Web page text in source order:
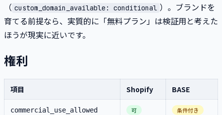
（ custom_domain_available: conditional ）。ブランドを
育てる前提なら、実質的に「無料プラン」は検証用と考えた
ほうが現実に近いです。
権利
項目 Shopify BASE
commercial_use_allowed 可 条件付き